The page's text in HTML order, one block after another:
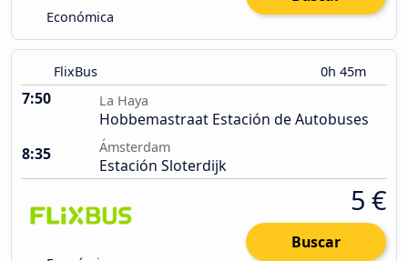
Económica
FlixBus 0h 45m
7:50 La Haya
Hobbemastraat Estación de Autobuses
8:35
Ámsterdam
Estación Sloterdijk
5 €
Buscar